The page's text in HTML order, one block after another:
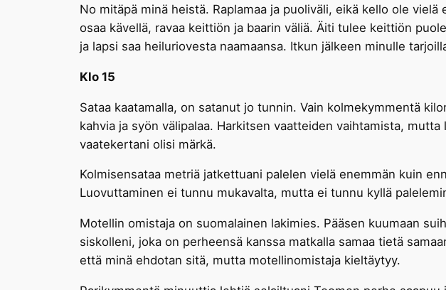
No mitäpä minä heistä. Raplamaa ja puoliväli, eikä kello ole
osaa kävellä, ravaa keittiön ja baarin väliä. Äiti tulee keittiön
ja lapsi saa heiluriovesta naamaansa. Itkun jälkeen minulle
Klo 15
Sataa kaatamalla, on satanut jo tunnin. Vain kolmekymmentä
kahvia ja syön välipalaa. Harkitsen vaatteiden vaihtamista,
vaatekertani olisi märkä.
Kolmisensataa metriä jatkettuani palelen vielä enemmän kuin
Luovuttaminen ei tunnu mukavalta, mutta ei tunnu kyllä
Motellin omistaja on suomalainen lakimies. Pääsen kuumaan
siskolleni, joka on perheensä kanssa matkalla samaa tietä
että minä ehdotan sitä, mutta motellinomistaja kieltäytyy.